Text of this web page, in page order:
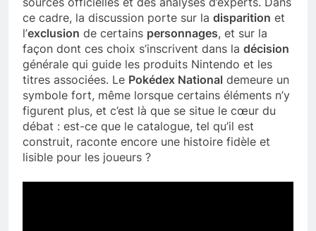
ce cadre, la discussion porte sur la disparition et
l’exclusion de certains personnages, et sur la
façon dont ces choix s’inscrivent dans la décision
générale qui guide les produits Nintendo et les
titres associées. Le Pokédex National demeure un
symbole fort, même lorsque certains éléments n’y
figurent plus, et c’est là que se situe le cœur du
débat : est-ce que le catalogue, tel qu’il est
construit, raconte encore une histoire fidèle et
lisible pour les joueurs ?